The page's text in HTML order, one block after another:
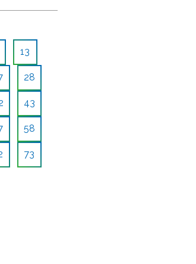
13
28
43
58
73